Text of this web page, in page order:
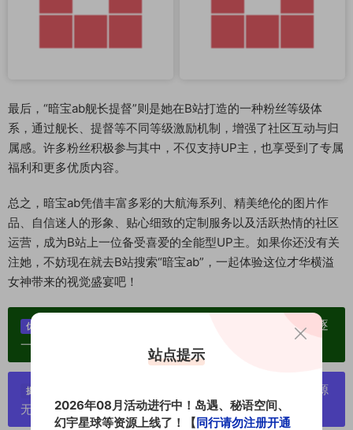
最后，“暗宝ab舰长提督”则是她在B站打造的一种粉丝等级体
系，通过舰长、提督等不同等级激励机制，增强了社区互动与归
属感。许多粉丝积极参与其中，不仅支持UP主，也享受到了专属
福利和更多优质内容。
总之，暗宝ab凭借丰富多彩的大航海系列、精美绝伦的图片作
品、自信迷人的形象、贴心细致的定制服务以及活跃热情的社区
运营，成为B站上一位备受喜爱的全能型UP主。如果你还没有关
注她，不妨现在就去B站搜索“暗宝ab”，一起体验这位才华横溢
女神带来的视觉盛宴吧！
优势：
单个博主作品统一整合分享、素材高度去重复、逐
一归档方便收藏！
提示：
严禁搬运资源链接，一经发现封号处理，素材资源
无露点、需求请绕道，关闭本站网页！
站点提示
2026年08月活动进行中！岛遇、秘语空间、
幻宇星球等资源上线了！【同行请勿注册开通